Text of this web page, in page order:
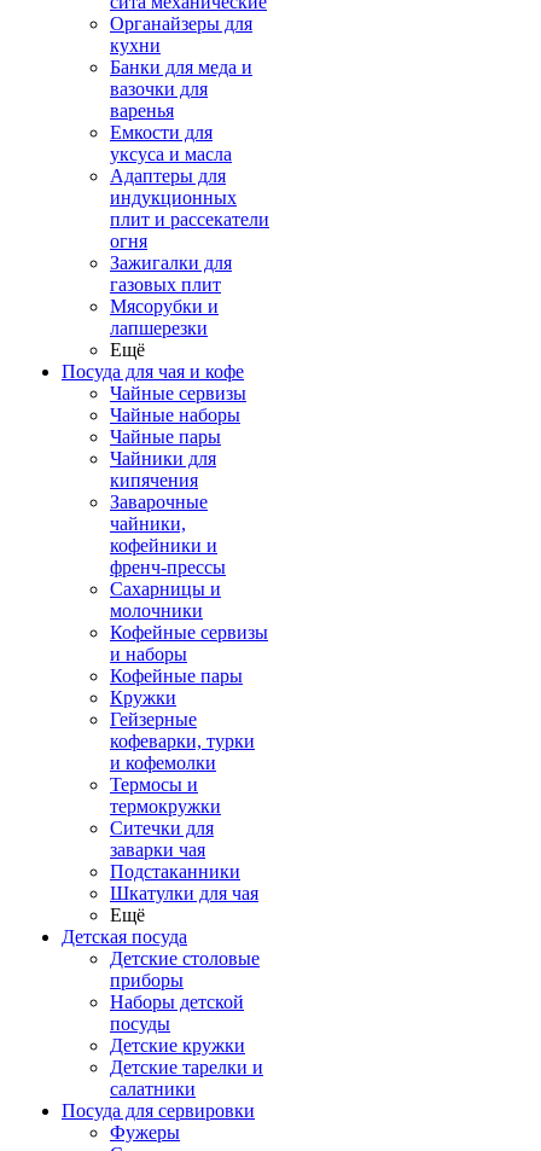
Органайзеры для
кухни
Банки для меда и
вазочки для
варенья
Емкости для
уксуса и масла
Адаптеры для
индукционных
плит и рассекатели
огня
Зажигалки для
газовых плит
Мясорубки и
лапшерезки
Ещё
Посуда для чая и кофе
Чайные сервизы
Чайные наборы
Чайные пары
Чайники для
кипячения
Заварочные
чайники,
кофейники и
френч-прессы
Сахарницы и
молочники
Кофейные сервизы
и наборы
Кофейные пары
Кружки
Гейзерные
кофеварки, турки
и кофемолки
Термосы и
термокружки
Ситечки для
заварки чая
Подстаканники
Шкатулки для чая
Ещё
Детская посуда
Детские столовые
приборы
Наборы детской
посуды
Детские кружки
Детские тарелки и
салатники
Посуда для сервировки
Фужеры